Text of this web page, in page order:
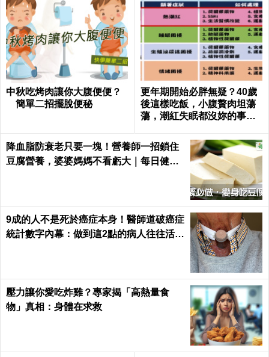
中秋吃烤肉讓你大腹便便？
簡單二招擺脫便秘
更年期開始必胖無疑？40歲
後這樣吃飯，小腹贅肉坦蕩
蕩，潮紅失眠都沒妳的事｜
降血脂防衰老只要一塊！營養師一招鎖住
豆腐營養，婆婆媽媽不看虧大｜每日健康
9成的人不是死於癌症本身！醫師道破癌症
統計數字內幕：做到這2點的病人往往活下
壓力讓你愛吃炸雞？專家揭「高熱量食
物」真相：身體在求救